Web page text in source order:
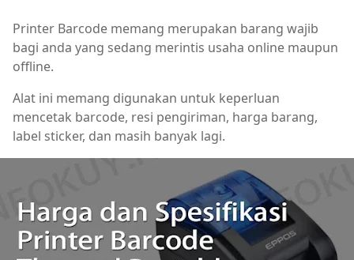
Printer Barcode memang merupakan barang wajib
bagi anda yang sedang merintis usaha online maupun
offline.
Alat ini memang digunakan untuk keperluan
mencetak barcode, resi pengiriman, harga barang,
label sticker, dan masih banyak lagi.